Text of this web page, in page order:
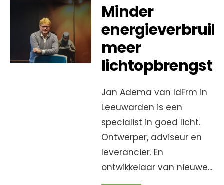
Minder
meer
lichtopbrengst
Jan Adema van IdFrm in
Leeuwarden is een
specialist in goed licht.
Ontwerper, adviseur en
leverancier. En
ontwikkelaar van nieuwe...